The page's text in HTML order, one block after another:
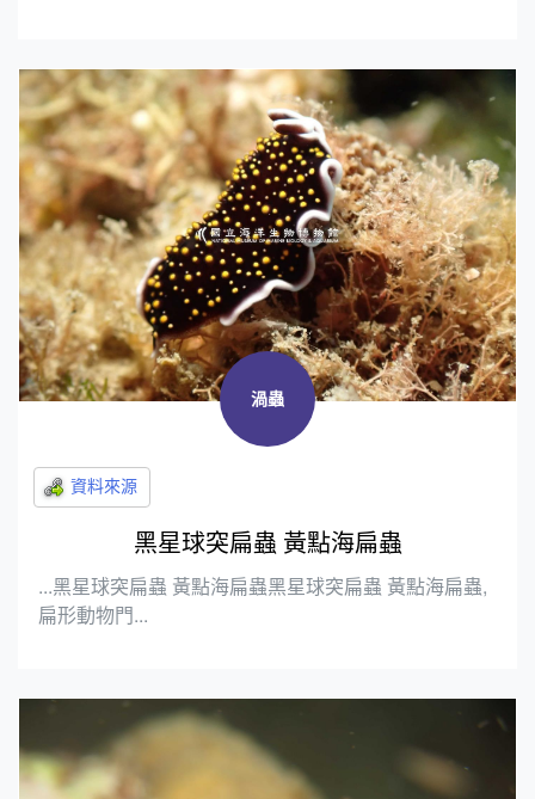
渦蟲
黑星球突扁蟲 黃點海扁蟲
...黑星球突扁蟲 黃點海扁蟲黑星球突扁蟲 黃點海扁蟲,
扁形動物門...